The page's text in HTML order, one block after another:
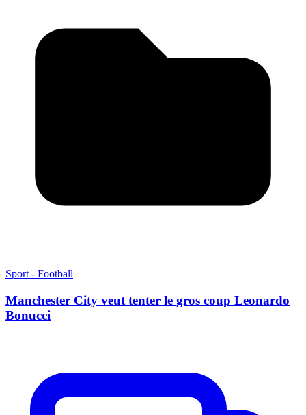
Sport - Football
Manchester City veut tenter le gros coup Leonardo
Bonucci